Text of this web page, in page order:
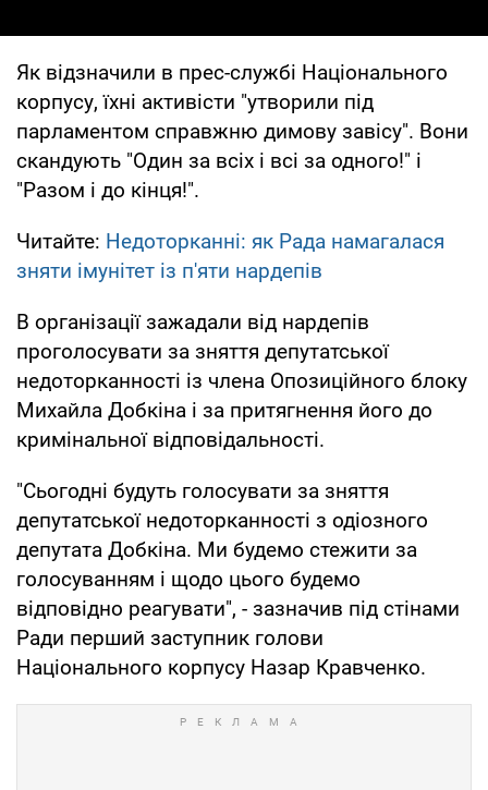
Як відзначили в прес-службі Національного
корпусу, їхні активісти "утворили під
парламентом справжню димову завісу". Вони
скандують "Один за всіх і всі за одного!" і
"Разом і до кінця!".
Читайте: Недоторканні: як Рада намагалася
зняти імунітет із п'яти нардепів
В організації зажадали від нардепів
проголосувати за зняття депутатської
недоторканності із члена Опозиційного блоку
Михайла Добкіна і за притягнення його до
кримінальної відповідальності.
"Сьогодні будуть голосувати за зняття
депутатської недоторканності з одіозного
депутата Добкіна. Ми будемо стежити за
голосуванням і щодо цього будемо
відповідно реагувати", - зазначив під стінами
Ради перший заступник голови
Національного корпусу Назар Кравченко.